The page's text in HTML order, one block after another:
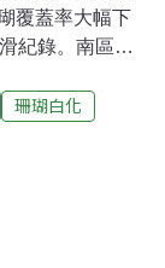
覆蓋率大幅下
紀錄。南區最
然遺產名錄。
面臨嚴重的珊
珊瑚白化